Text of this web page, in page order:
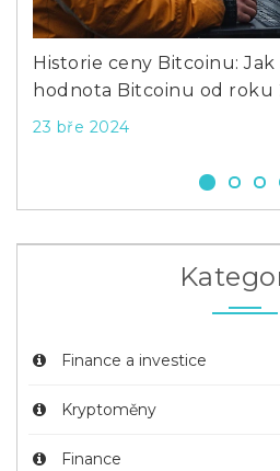
Historie ceny Bitcoinu: Jak
hodnota Bitcoinu od roku
23 bře 2024
Finance a investice
Kryptoměny
Finance